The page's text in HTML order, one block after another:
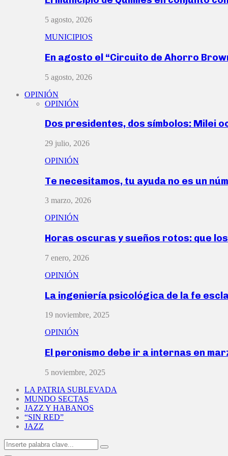
5 agosto, 2026
MUNICIPIOS
En agosto el “Circuito de Ahorro
5 agosto, 2026
OPINIÓN
OPINIÓN
Dos presidentes, dos símbolos: Milei
29 julio, 2026
OPINIÓN
Te necesitamos, tu ayuda no es un
3 marzo, 2026
OPINIÓN
Horas oscuras y sueños rotos: que
7 enero, 2026
OPINIÓN
La ingeniería psicológica de la fe
19 noviembre, 2025
OPINIÓN
El peronismo debe ir a internas en
5 noviembre, 2025
LA PATRIA SUBLEVADA
MUNDO SECTAS
JAZZ Y HABANOS
“SIN RED”
JAZZ
Search
for:
Search